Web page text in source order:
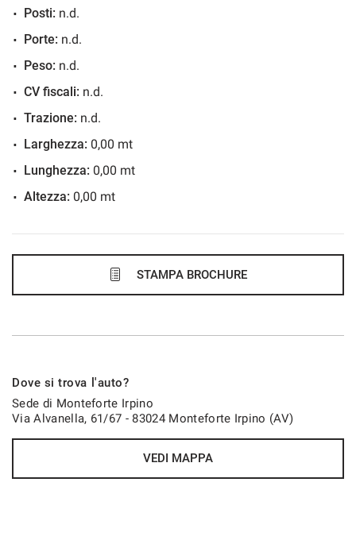
Posti: n.d.
Porte: n.d.
Peso: n.d.
CV fiscali: n.d.
Trazione: n.d.
Larghezza: 0,00 mt
Lunghezza: 0,00 mt
Altezza: 0,00 mt
STAMPA BROCHURE
Dove si trova l'auto?
Sede di Monteforte Irpino
Via Alvanella, 61/67 - 83024 Monteforte Irpino (AV)
VEDI MAPPA